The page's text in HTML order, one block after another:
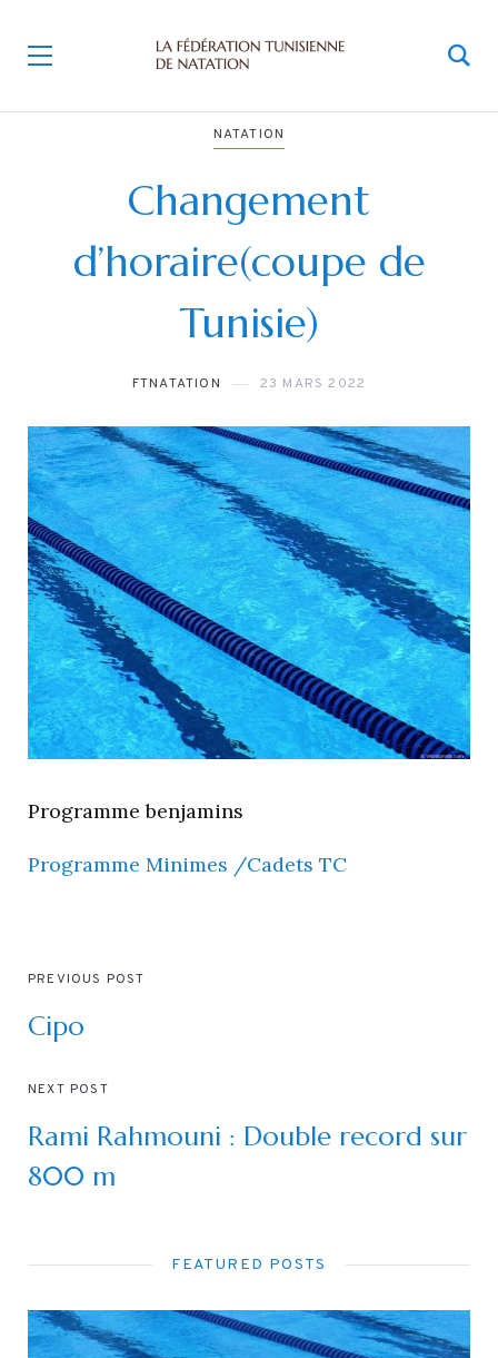
NATATION
Changement
d’horaire(coupe de
Tunisie)
FTNATATION 23 MARS 2022
Programme benjamins
Programme Minimes /Cadets TC
PREVIOUS POST
Cipo
NEXT POST
Rami Rahmouni : Double record sur
800 m
FEATURED POSTS